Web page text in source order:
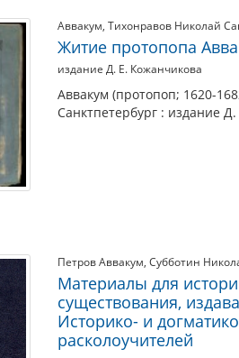
Аввакум, Тихонравов Николай
Житие протопопа
издание Д. Е. Кожанчикова
Аввакум (протопоп; 1620-
Санктпетербург : издание
Петров Аввакум, Субботин
Материалы для
существования,
Историко- и
расколоучителей